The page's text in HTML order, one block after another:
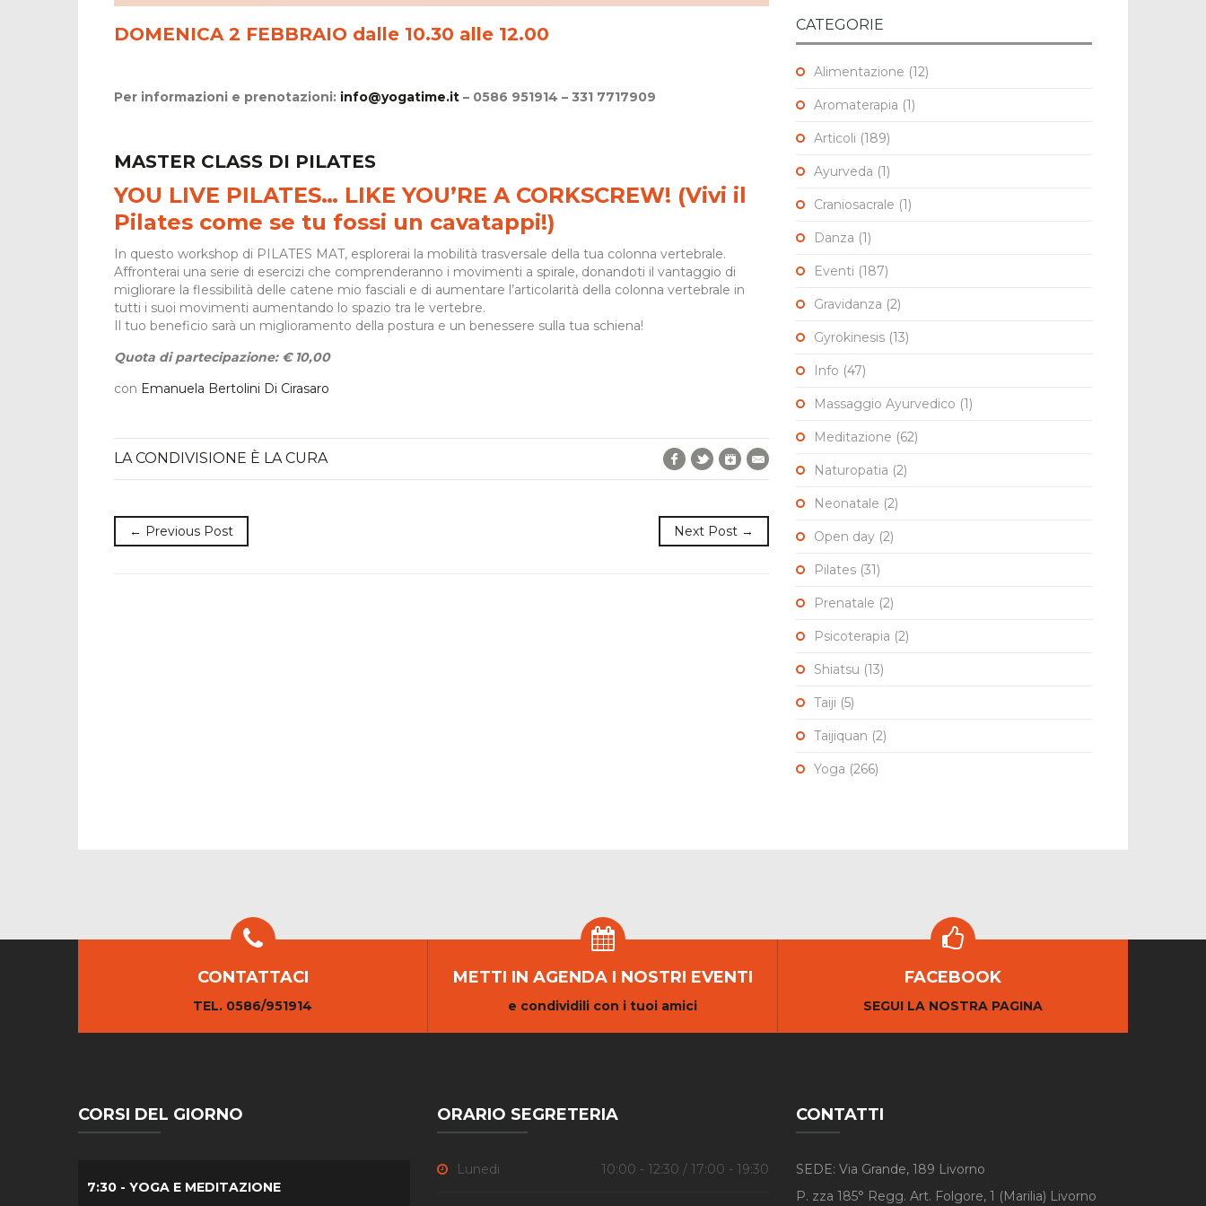
DOMENICA 2 FEBBRAIO dalle 10.30 alle 12.00
Per informazioni e prenotazioni: info@yogatime.it – 0586 951914 – 331 7717909
MASTER CLASS DI PILATES
YOU LIVE PILATES… LIKE YOU’RE A CORKSCREW! (Vivi il
Pilates come se tu fossi un cavatappi!)
In questo workshop di PILATES MAT, esplorerai la mobilità trasversale della tua colonna vertebrale.
Affronterai una serie di esercizi che comprenderanno i movimenti a spirale, donandoti il vantaggio di
migliorare la flessibilità delle catene mio fasciali e di aumentare l’articolarità della colonna vertebrale in
tutti i suoi movimenti aumentando lo spazio tra le vertebre.
Il tuo beneficio sarà un miglioramento della postura e un benessere sulla tua schiena!
Quota di partecipazione: € 10,00
con Emanuela Bertolini Di Cirasaro
LA CONDIVISIONE È LA CURA Facebook
TwitterGoogle+
← Previous Post Next Post →
CATEGORIE
Alimentazione (12)
Aromaterapia (1)
Articoli (189)
Ayurveda (1)
Craniosacrale (1)
Danza (1)
Eventi (187)
Gravidanza (2)
Gyrokinesis (13)
Info (47)
Massaggio Ayurvedico (1)
Meditazione (62)
Naturopatia (2)
Neonatale (2)
Open day (2)
Pilates (31)
Prenatale (2)
Psicoterapia (2)
Shiatsu (13)
Taiji (5)
Taijiquan (2)
Yoga (266)
CONTATTACI
TEL. 0586/951914
METTI IN AGENDA I NOSTRI EVENTI
e condividili con i tuoi amici
FACEBOOK
SEGUI LA NOSTRA PAGINA
CORSI DEL GIORNO
7:30 - YOGA E MEDITAZIONE
ORARIO SEGRETERIA
Lunedi 10:00 - 12:30 / 17:00 - 19:30
CONTATTI
SEDE: Via Grande, 189 Livorno
P. zza 185° Regg. Art. Folgore, 1 (Marilia) Livorno